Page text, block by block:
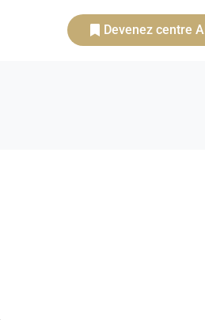
Devenez centre